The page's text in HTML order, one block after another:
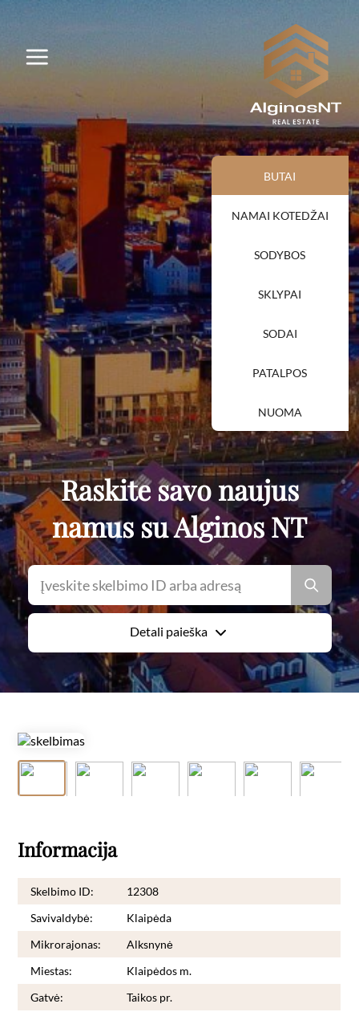
BUTAI
NAMAI KOTEDŽAI
SODYBOS
SKLYPAI
SODAI
PATALPOS
NUOMA
Raskite savo naujus
namus su Alginos NT
Detali paieška
Informacija
Skelbimo ID:
12308
Savivaldybė:
Klaipėda
Mikrorajonas:
Alksnynė
Miestas:
Klaipėdos m.
Gatvė:
Taikos pr.